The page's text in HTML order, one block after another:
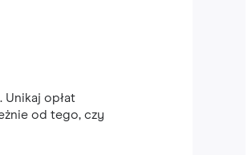
Unikaj opłat
od tego, czy